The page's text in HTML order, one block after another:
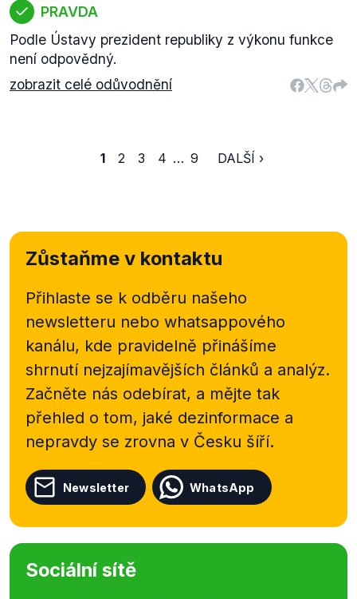
PRAVDA
Podle Ústavy prezident republiky z výkonu funkce
není odpovědný.
zobrazit celé odůvodnění
1 2 3 4 … 9 DALŠÍ ›
Zůstaňme v kontaktu
Přihlaste se k odběru našeho
newsletteru nebo whatsappového
kanálu, kde pravidelně přinášíme
shrnutí nejzajímavějších článků a analýz.
Začněte nás odebírat, a mějte tak
přehled o tom, jaké dezinformace a
nepravdy se zrovna v Česku šíří.
Newsletter WhatsApp
Sociální sítě